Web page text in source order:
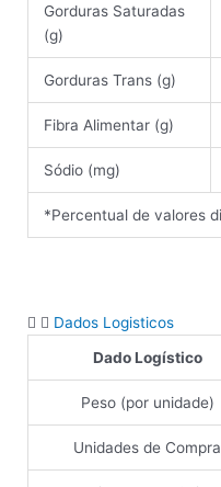
Gorduras Saturadas
(g)
Gorduras Trans (g)
Fibra Alimentar (g)
Sódio (mg)
*Percentual de valores
Dados Logisticos
Dado Logístico
Peso (por unidade)
Unidades de Compra